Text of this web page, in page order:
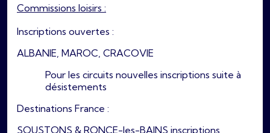
Commissions loisirs :
Inscriptions ouvertes :
ALBANIE, MAROC, CRACOVIE
Pour les circuits nouvelles inscriptions suite à
désistements
Destinations France :
SOUSTONS & RONCE-les-BAINS inscriptions